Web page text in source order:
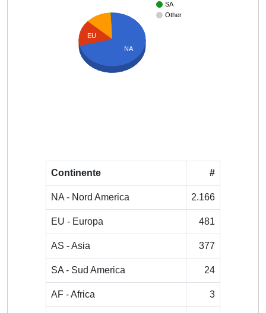
SA
Other
EU
NA
Continente #
NA - Nord America 2.166
EU - Europa 481
AS - Asia 377
SA - Sud America 24
AF - Africa 3